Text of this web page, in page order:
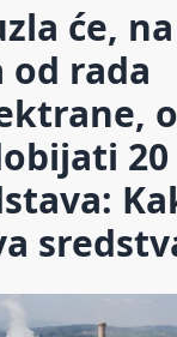
će,
od rada